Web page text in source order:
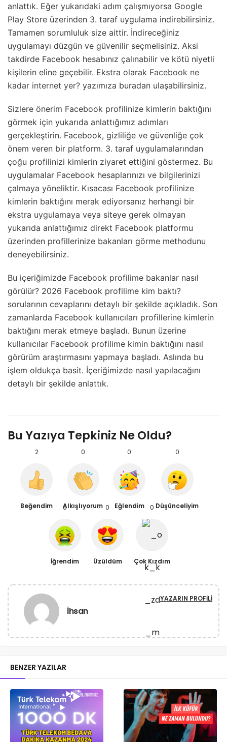
anlattık. Eğer yukarıdaki adım çalışmıyorsa Google
Play Store üzerinden 3. taraf uygulama indirebilirsiniz.
Tamamen sorumluluk size aittir. İndireceğiniz
uygulamayı düzgün ve güvenilir seçmelisiniz. Aksi
takdirde Facebook hesabınız çalınabilir ve kötü niyetli
kişilerin eline geçebilir. Ekstra olarak Facebook ne
kadar internet yer? yazımıza buradan ulaşabilirsiniz.
Sizlere önerim Facebook profilinize kimlerin baktığını
görmek için yukarıda anlattığımız adımları
gerçekleştirin. Facebook, gizliliğe ve güvenliğe çok
önem veren bir platform. 3. taraf uygulamalarından
çoğu profilinizi kimlerin ziyaret ettiğini göstermez. Bu
uygulamalar Facebook hesaplarınızı ve bilgilerinizi
çalmaya yöneliktir. Kısacası Facebook profilinize
kimlerin baktığını merak ediyorsanız herhangi bir
ekstra uygulamaya veya siteye gerek olmayan
yukarıda anlattığımız direkt Facebook platformu
üzerinden profillerinize bakanları görme methodunu
deneyebilirsiniz.
Bu içeriğimizde Facebook profilime bakanlar nasıl
görülür? 2026 Facebook profilime kim baktı?
sorularının cevaplarını detaylı bir şekilde açıkladık. Son
zamanlarda Facebook kullanıcıları profillerine kimlerin
baktığını merak etmeye başladı. Bunun üzerine
kullanıcılar Facebook profilime kimin baktığını nasıl
görürüm araştırmasını yapmaya başladı. Aslında bu
işlem oldukça basit. İçeriğimizde nasıl yapılacağını
detaylı bir şekilde anlattık.
Bu Yazıya Tepkiniz Ne Oldu?
2
Beğendim
0
Alkışlıyorum
0
Eğlendim
0
Düşünceliyim
0
İğrendim
0
Üzüldüm
0
Çok Kızdım
İhsan
YAZARIN PROFILI
BENZER YAZILAR